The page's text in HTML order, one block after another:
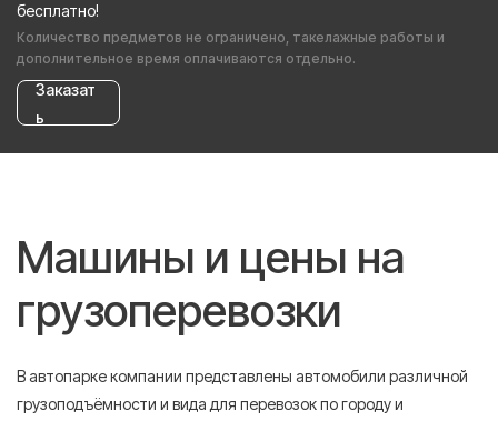
бесплатно!
Количество предметов не ограничено, такелажные работы и
дополнительное время оплачиваются отдельно.
Заказат
ь
Машины и цены на
грузоперевозки
В автопарке компании представлены автомобили различной
грузоподъёмности и вида для перевозок по городу и